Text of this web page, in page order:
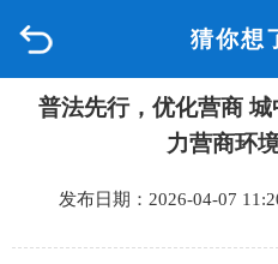
猜你想
品质城中
政府信息公开
普法先行，优化营商
力营商环
发布日期：2026-04-07